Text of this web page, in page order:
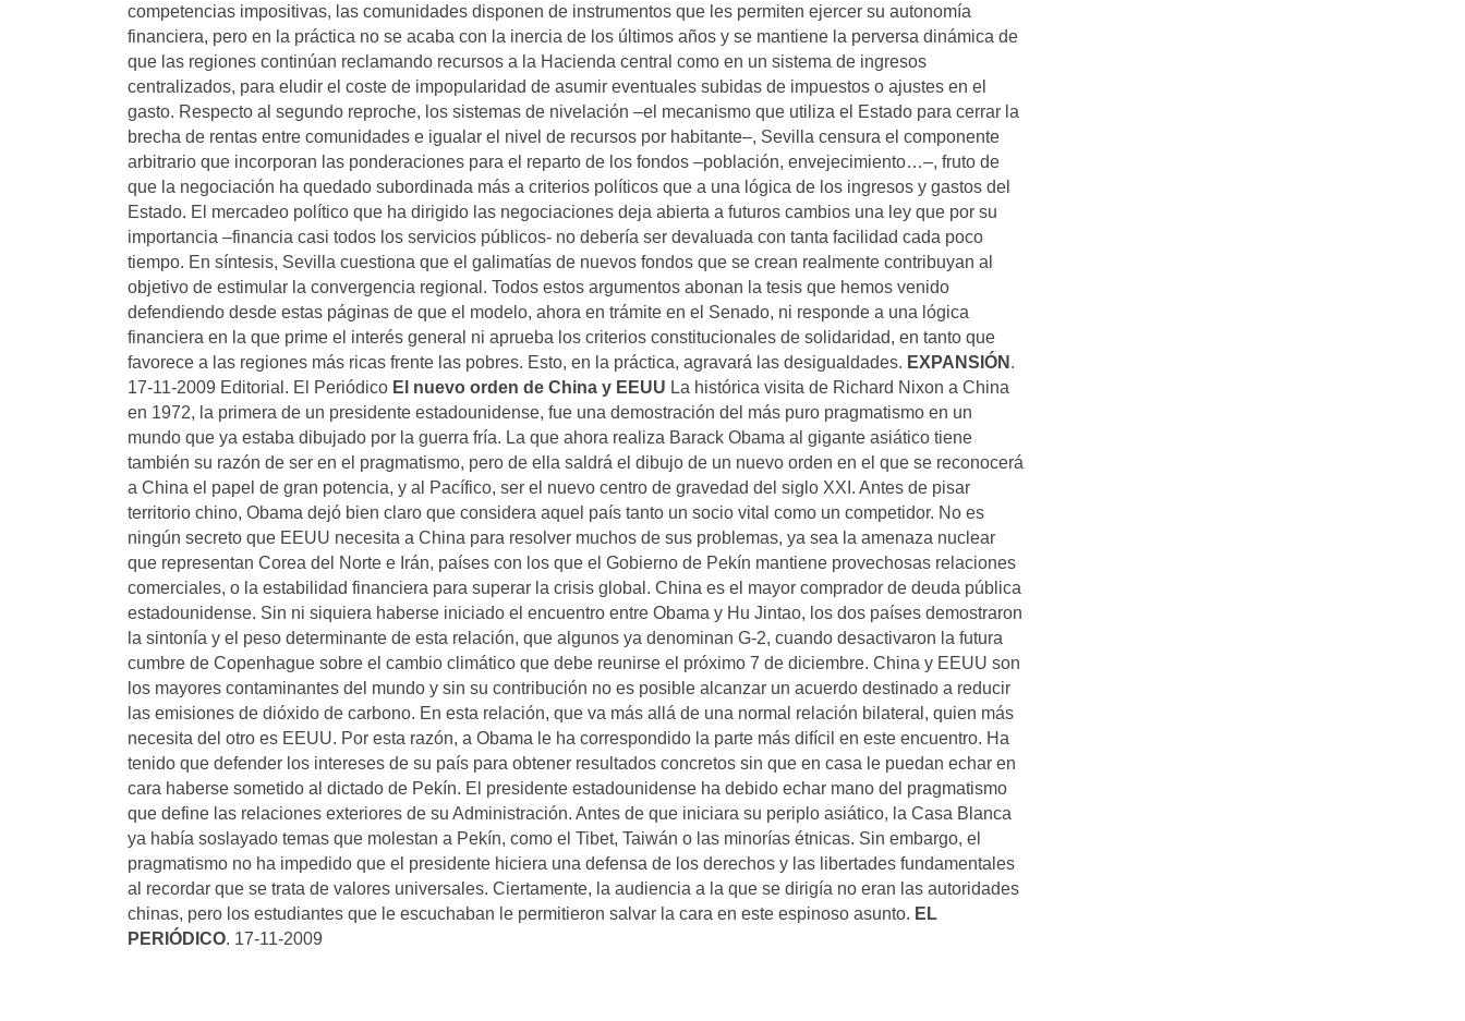
competencias impositivas, las comunidades disponen de instrumentos que les permiten ejercer su autonomía
financiera, pero en la práctica no se acaba con la inercia de los últimos años y se mantiene la perversa dinámica de
que las regiones continúan reclamando recursos a la Hacienda central como en un sistema de ingresos
centralizados, para eludir el coste de impopularidad de asumir eventuales subidas de impuestos o ajustes en el
gasto. Respecto al segundo reproche, los sistemas de nivelación –el mecanismo que utiliza el Estado para cerrar la
brecha de rentas entre comunidades e igualar el nivel de recursos por habitante–, Sevilla censura el componente
arbitrario que incorporan las ponderaciones para el reparto de los fondos –población, envejecimiento…–, fruto de
que la negociación ha quedado subordinada más a criterios políticos que a una lógica de los ingresos y gastos del
Estado. El mercadeo político que ha dirigido las negociaciones deja abierta a futuros cambios una ley que por su
importancia –financia casi todos los servicios públicos- no debería ser devaluada con tanta facilidad cada poco
tiempo. En síntesis, Sevilla cuestiona que el galimatías de nuevos fondos que se crean realmente contribuyan al
objetivo de estimular la convergencia regional. Todos estos argumentos abonan la tesis que hemos venido
defendiendo desde estas páginas de que el modelo, ahora en trámite en el Senado, ni responde a una lógica
financiera en la que prime el interés general ni aprueba los criterios constitucionales de solidaridad, en tanto que
favorece a las regiones más ricas frente las pobres. Esto, en la práctica, agravará las desigualdades. EXPANSIÓN .
17-11-2009 Editorial. El Periódico El nuevo orden de China y EEUU La histórica visita de Richard Nixon a China
en 1972, la primera de un presidente estadounidense, fue una demostración del más puro pragmatismo en un
mundo que ya estaba dibujado por la guerra fría. La que ahora realiza Barack Obama al gigante asiático tiene
también su razón de ser en el pragmatismo, pero de ella saldrá el dibujo de un nuevo orden en el que se reconocerá
a China el papel de gran potencia, y al Pacífico, ser el nuevo centro de gravedad del siglo XXI. Antes de pisar
territorio chino, Obama dejó bien claro que considera aquel país tanto un socio vital como un competidor. No es
ningún secreto que EEUU necesita a China para resolver muchos de sus problemas, ya sea la amenaza nuclear
que representan Corea del Norte e Irán, países con los que el Gobierno de Pekín mantiene provechosas relaciones
comerciales, o la estabilidad financiera para superar la crisis global. China es el mayor comprador de deuda pública
estadounidense. Sin ni siquiera haberse iniciado el encuentro entre Obama y Hu Jintao, los dos países demostraron
la sintonía y el peso determinante de esta relación, que algunos ya denominan G-2, cuando desactivaron la futura
cumbre de Copenhague sobre el cambio climático que debe reunirse el próximo 7 de diciembre. China y EEUU son
los mayores contaminantes del mundo y sin su contribución no es posible alcanzar un acuerdo destinado a reducir
las emisiones de dióxido de carbono. En esta relación, que va más allá de una normal relación bilateral, quien más
necesita del otro es EEUU. Por esta razón, a Obama le ha correspondido la parte más difícil en este encuentro. Ha
tenido que defender los intereses de su país para obtener resultados concretos sin que en casa le puedan echar en
cara haberse sometido al dictado de Pekín. El presidente estadounidense ha debido echar mano del pragmatismo
que define las relaciones exteriores de su Administración. Antes de que iniciara su periplo asiático, la Casa Blanca
ya había soslayado temas que molestan a Pekín, como el Tibet, Taiwán o las minorías étnicas. Sin embargo, el
pragmatismo no ha impedido que el presidente hiciera una defensa de los derechos y las libertades fundamentales
al recordar que se trata de valores universales. Ciertamente, la audiencia a la que se dirigía no eran las autoridades
chinas, pero los estudiantes que le escuchaban le permitieron salvar la cara en este espinoso asunto. EL
PERIÓDICO. 17-11-2009